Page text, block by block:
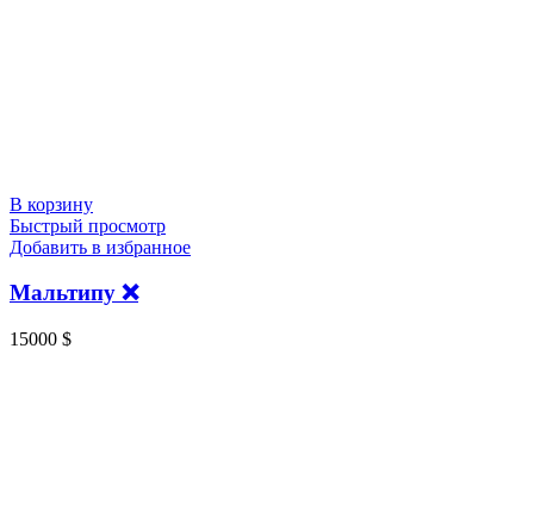
В корзину
Быстрый просмотр
Добавить в избранное
Мальтипу ❌️
15000 $